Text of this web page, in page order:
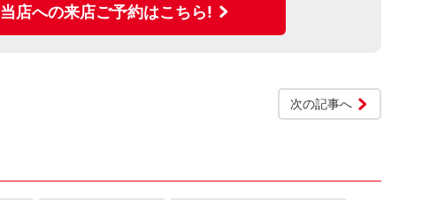
当店への来店ご予約はこちら!
次の記事へ